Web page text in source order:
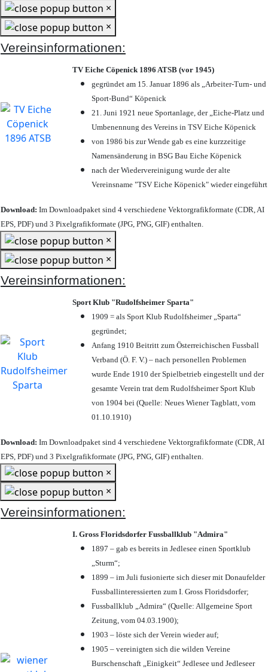
×
×
Vereinsinformationen:
TV Eiche Cöpenick 1896 ATSB (vor 1945)
gegründet am 15. Januar 1896 als „Arbeiter-Turn- und
Sport-Bund“ Köpenick
21. Juni 1921 neue Sportanlage, der „Eiche-Platz und
Umbenennung des Vereins in TSV Eiche Köpenick
von 1986 bis zur Wende gab es eine kurzzeitige
Namensänderung in BSG Bau Eiche Köpenick
nach der Wiedervereinigung wurde der alte
Vereinsname "TSV Eiche Köpenick" wieder eingeführt
Download: Im Downloadpaket sind 4 verschiedene Vektorgrafikformate (CDR, AI
EPS, PDF) und 3 Pixelgrafikformate (JPG, PNG, GIF) enthalten.
×
×
Vereinsinformationen:
Sport Klub "Rudolfsheimer Sparta"
1909 = als Sport Klub Rudolfsheimer „Sparta“
gegründet;
Anfang 1910 Beitritt zum Österreichischen Fussball
Verband (Ö. F. V.) – nach personellen Problemen
wurde Ende 1910 der Spielbetrieb eingestellt und der
gesamte Verein trat dem Rudolfsheimer Sport Klub
von 1904 bei (Quelle: Neues Wiener Tagblatt, vom
01.10.1910)
Download: Im Downloadpaket sind 4 verschiedene Vektorgrafikformate (CDR, AI
EPS, PDF) und 3 Pixelgrafikformate (JPG, PNG, GIF) enthalten.
×
×
Vereinsinformationen:
I. Gross Floridsdorfer Fussballklub "Admira"
1897 – gab es bereits in Jedlesee einen Sportklub
„Sturm“;
1899 – im Juli fusionierte sich dieser mit Donaufelder
Fussballinteressierten zum I. Gross Floridsdorfer;
Fussballklub „Admira“ (Quelle: Allgemeine Sport
Zeitung, vom 04.03.1900);
1903 – löste sich der Verein wieder auf;
1905 – vereinigten sich die wilden Vereine
Burschenschaft „Einigkeit“ Jedlesee und Jedleseer